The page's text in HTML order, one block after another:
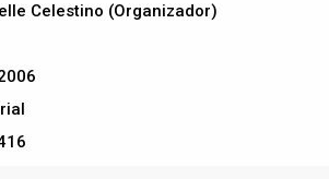
Celestino (Organizador)